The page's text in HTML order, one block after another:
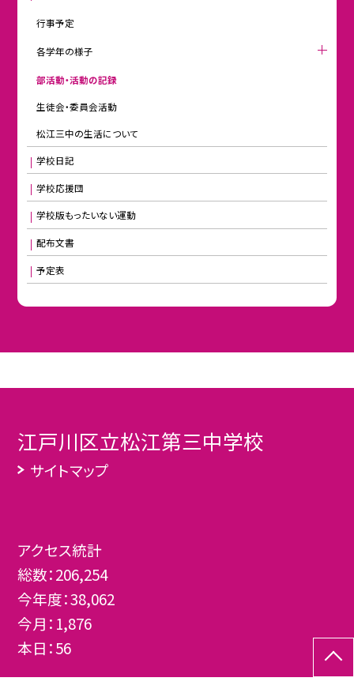
行事予定
各学年の様子
部活動・活動の記録
生徒会・委員会活動
松江三中の生活について
学校日記
学校応援団
学校版もったいない運動
配布文書
予定表
江戸川区立松江第三中学校
サイトマップ
アクセス統計
総数：206,254
今年度：38,062
今月： 1,876
本日：56